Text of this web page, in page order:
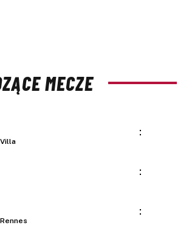
MECZE
:
:
: